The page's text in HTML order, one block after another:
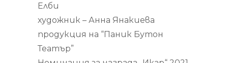
Елби
художник – Анна Янакиева
продукция на “Паник Бутон
Театър”